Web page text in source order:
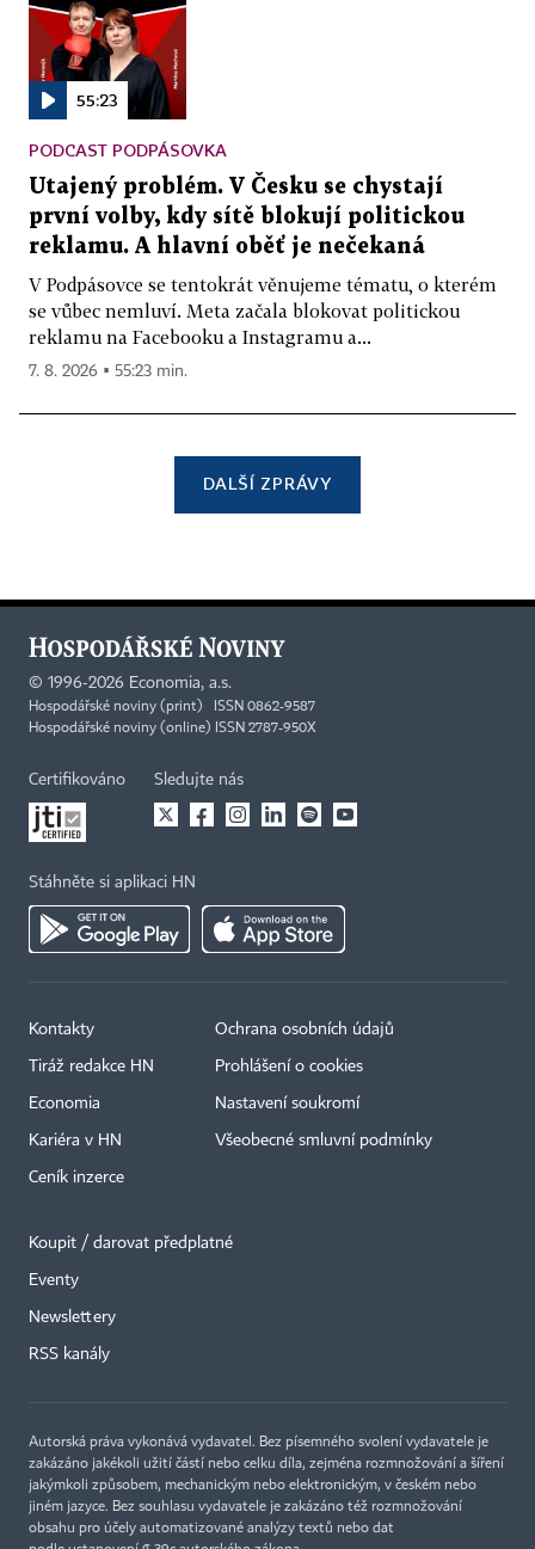
55:23
PODCAST PODPÁSOVKA
Utajený problém. V Česku se chystají
první volby, kdy sítě blokují politickou
reklamu. A hlavní oběť je nečekaná
V Podpásovce se tentokrát věnujeme tématu, o kterém
se vůbec nemluví. Meta začala blokovat politickou
reklamu na Facebooku a Instagramu a...
7. 8. 2026 ▪ 55:23 min.
DALŠÍ ZPRÁVY
© 1996-2026 Economia, a.s.
Hospodářské noviny (print) ISSN 0862-9587
Hospodářské noviny (online) ISSN 2787-950X
Certifikováno Sledujte nás
Stáhněte si aplikaci HN
Kontakty
Tiráž redakce HN
Economia
Kariéra v HN
Ceník inzerce
Ochrana osobních údajů
Prohlášení o cookies
Nastavení soukromí
Všeobecné smluvní podmínky
Koupit / darovat předplatné
Eventy
Newslettery
RSS kanály
Autorská práva vykonává vydavatel. Bez písemného svolení vydavatele je
zakázáno jakékoli užití částí nebo celku díla, zejména rozmnožování a šíření
jakýmkoli způsobem, mechanickým nebo elektronickým, v českém nebo
jiném jazyce. Bez souhlasu vydavatele je zakázáno též rozmnožování
obsahu pro účely automatizované analýzy textů nebo dat